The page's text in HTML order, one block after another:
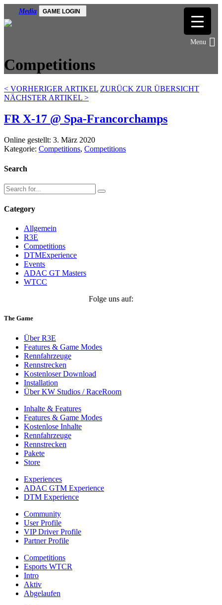
Media GAME LOGIN
Competitions
< VORHERIGER ARTIKEL ZURÜCK ZUR ÜBERSICHT
NÄCHSTER ARTIKEL >
FR X-17 @ Spa-Francorchamps
Online gestellt: 3. März 2020
Kategorie: Competitions, Competitions
Search
Category
Allgemein
R3E
Competitions
DTMExperience
Events
ADAC GT Masters
WTCC
Folge uns auf:
The Game
Über R3E
Features & Game Modes
Rennfahrzeuge
Rennstrecken
Kostenloser Download
Installation
Über KW Studios / RaceRoom
Inhalte & Features
Features & Game Modes
Kostenlose Inhalte
Rennfahrzeuge
Rennstrecken
Pakete
Store
Experiences
ADAC GTM Experience
DTM Experience
Community
User Profile
VIP Driver Profile
Partner Profile
Competitions
Esports WTCR
Intro
Aktiv
Abgelaufen